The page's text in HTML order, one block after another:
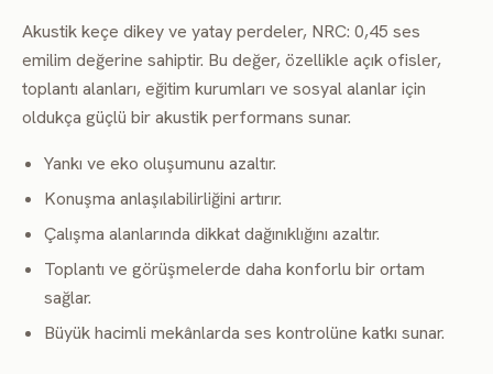
Akustik keçe dikey ve yatay perdeler, NRC: 0,45 ses
emilim değerine sahiptir. Bu değer, özellikle açık ofisler,
toplantı alanları, eğitim kurumları ve sosyal alanlar için
oldukça güçlü bir akustik performans sunar.
Yankı ve eko oluşumunu azaltır.
Konuşma anlaşılabilirliğini artırır.
Çalışma alanlarında dikkat dağınıklığını azaltır.
Toplantı ve görüşmelerde daha konforlu bir ortam
sağlar.
Büyük hacimli mekânlarda ses kontrolüne katkı sunar.